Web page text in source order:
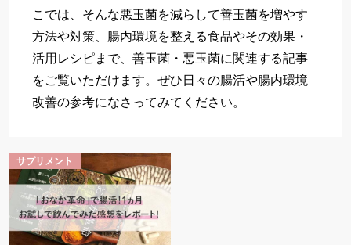
こでは、そんな悪玉菌を減らして善玉菌を増やす
方法や対策、腸内環境を整える食品やその効果・
活用レシピまで、善玉菌・悪玉菌に関連する記事
をご覧いただけます。ぜひ日々の腸活や腸内環境
改善の参考になさってみてください。
サプリメント